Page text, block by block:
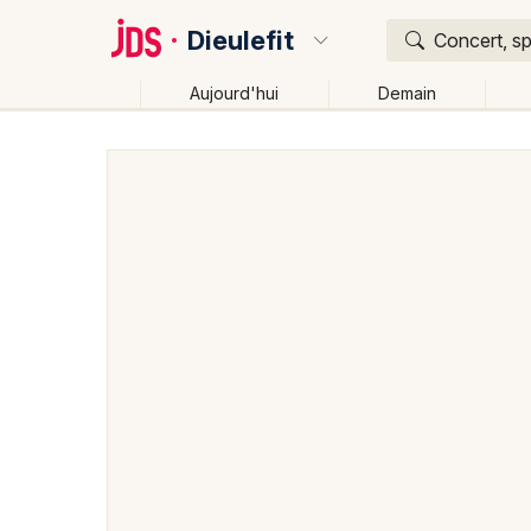
Dieulefit Concert,
Aujourd'hui Demain